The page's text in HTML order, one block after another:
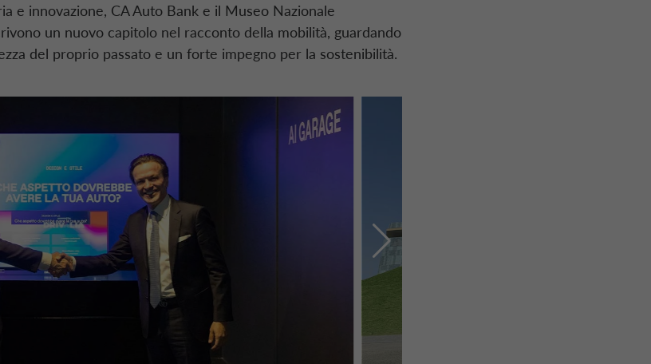
e innovazione, CA Auto Bank e il Museo Nazionale
un nuovo capitolo nel racconto della mobilità, guardando
del proprio passato e un forte impegno per la sostenibilità.